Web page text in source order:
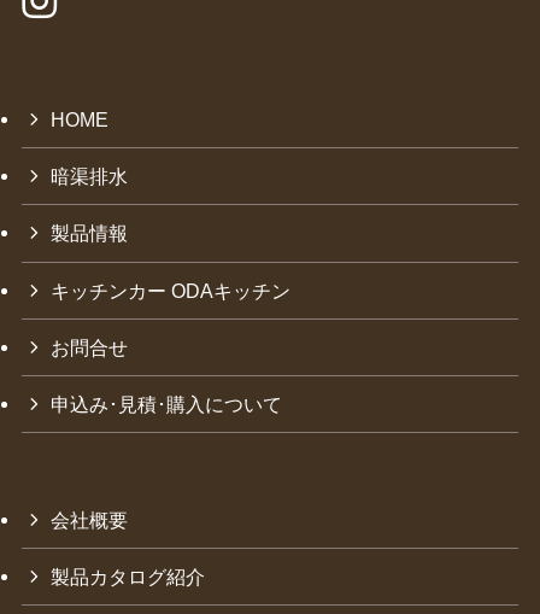
HOME
暗渠排水
製品情報
キッチンカー ODAキッチン
お問合せ
申込み･見積･購入について
会社概要
製品カタログ紹介